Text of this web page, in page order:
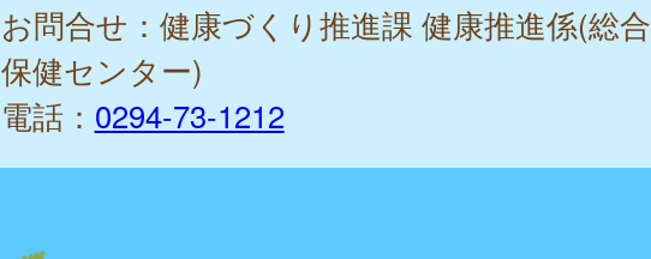
お問合せ：健康づくり推進課 健康推進係(総合
保健センター)
電話： 0294-73-1212